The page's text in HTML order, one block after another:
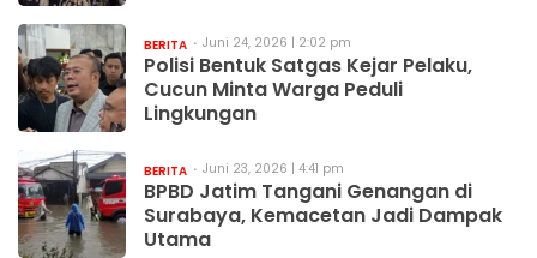
BERITA Juni 24, 2026 | 2:02 pm
Polisi Bentuk Satgas Kejar Pelaku,
Cucun Minta Warga Peduli
Lingkungan
BERITA Juni 23, 2026 | 4:41 pm
BPBD Jatim Tangani Genangan di
Surabaya, Kemacetan Jadi Dampak
Utama